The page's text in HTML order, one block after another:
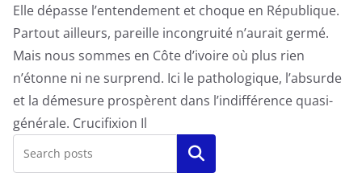
Elle dépasse l’entendement et choque en République.
Partout ailleurs, pareille incongruité n’aurait germé.
Mais nous sommes en Côte d’ivoire où plus rien
n’étonne ni ne surprend. Ici le pathologique, l’absurde
et la démesure prospèrent dans l’indifférence quasi-
générale. Crucifixion Il
Rechercher